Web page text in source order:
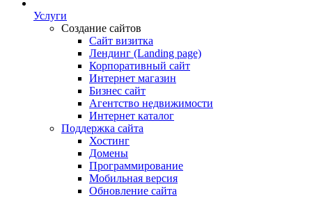
Услуги
Создание сайтов
Сайт визитка
Лендинг (Landing page)
Корпоративный сайт
Интернет магазин
Бизнес сайт
Агентство недвижимости
Интернет каталог
Поддержка сайта
Хостинг
Домены
Программирование
Мобильная версия
Обновление сайта